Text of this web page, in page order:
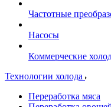
Частотные
Насосы
Коммерческие
Технологии холода
Переработка мяса